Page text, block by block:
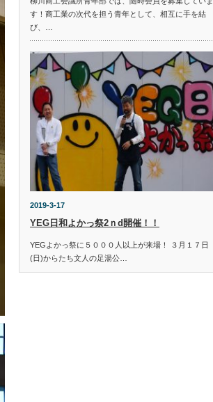
す！商工業の次代を担う青年として、相互に手を結
び、…
2019-3-17
YEG日和よかっ祭2ｎd開催！！
YEGよかっ祭に５０００人以上が来場！ ３月１７日
(日)からたち文人の足湯公…